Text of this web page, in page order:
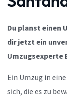
Du planst einen
dir jetzt ein
Umzugsexperte
Ein Umzug in
sich, die es zu